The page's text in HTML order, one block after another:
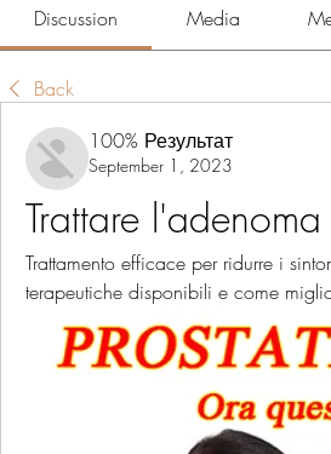
Discussion Media
Back
100% Результат
September 1, 2023
Trattare
Trattamento efficace per ridurre i
terapeutiche disponibili e come